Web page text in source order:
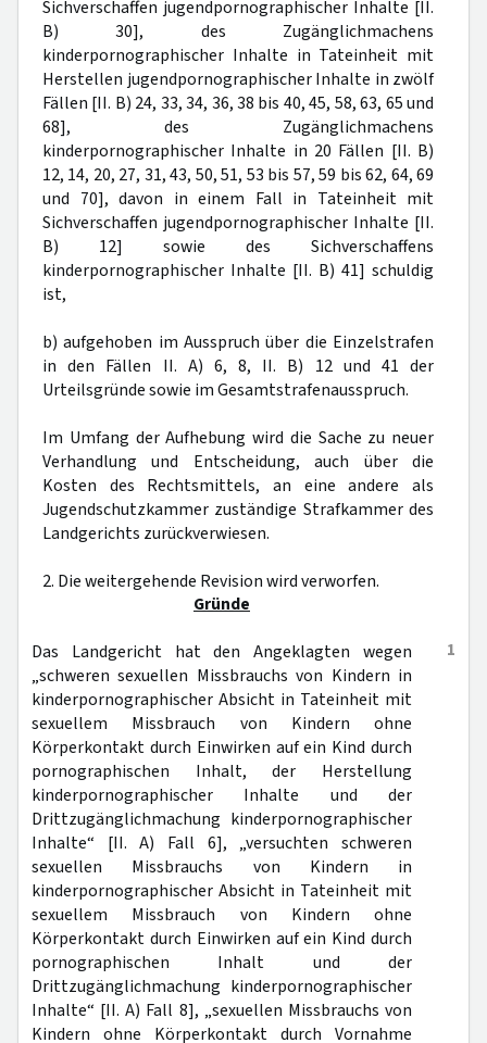
Sichverschaffen jugendpornographischer Inhalte [II.
B) 30], des Zugänglichmachens
kinderpornographischer Inhalte in Tateinheit mit
Herstellen jugendpornographischer Inhalte in zwölf
Fällen [II. B) 24, 33, 34, 36, 38 bis 40, 45, 58, 63, 65 und
68], des Zugänglichmachens
kinderpornographischer Inhalte in 20 Fällen [II. B)
12, 14, 20, 27, 31, 43, 50, 51, 53 bis 57, 59 bis 62, 64, 69
und 70], davon in einem Fall in Tateinheit mit
Sichverschaffen jugendpornographischer Inhalte [II.
B) 12] sowie des Sichverschaffens
kinderpornographischer Inhalte [II. B) 41] schuldig
ist,
b) aufgehoben im Ausspruch über die Einzelstrafen
in den Fällen II. A) 6, 8, II. B) 12 und 41 der
Urteilsgründe sowie im Gesamtstrafenausspruch.
Im Umfang der Aufhebung wird die Sache zu neuer
Verhandlung und Entscheidung, auch über die
Kosten des Rechtsmittels, an eine andere als
Jugendschutzkammer zuständige Strafkammer des
Landgerichts zurückverwiesen.
2. Die weitergehende Revision wird verworfen.
Gründe
1
Das Landgericht hat den Angeklagten wegen
„schweren sexuellen Missbrauchs von Kindern in
kinderpornographischer Absicht in Tateinheit mit
sexuellem Missbrauch von Kindern ohne
Körperkontakt durch Einwirken auf ein Kind durch
pornographischen Inhalt, der Herstellung
kinderpornographischer Inhalte und der
Drittzugänglichmachung kinderpornographischer
Inhalte“ [II. A) Fall 6], „versuchten schweren
sexuellen Missbrauchs von Kindern in
kinderpornographischer Absicht in Tateinheit mit
sexuellem Missbrauch von Kindern ohne
Körperkontakt durch Einwirken auf ein Kind durch
pornographischen Inhalt und der
Drittzugänglichmachung kinderpornographischer
Inhalte“ [II. A) Fall 8], „sexuellen Missbrauchs von
Kindern ohne Körperkontakt durch Vornahme